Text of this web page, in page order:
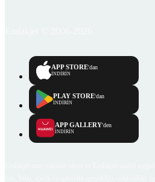
APP STORE'dan
İNDİRİN
PLAY STORE'dan
İNDİRİN
APP GALLERY'den
İNDİRİN